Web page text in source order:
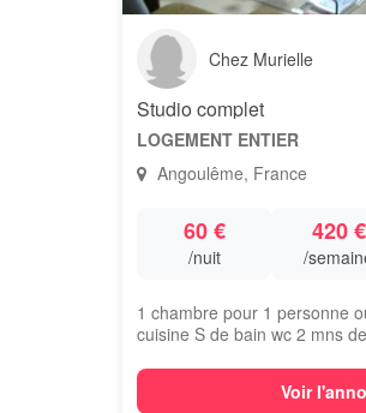
Chez Murielle
Studio complet
LOGEMENT ENTIER
Angoulême, France
60 €
/nuit
420 €
/
1 chambre pour 1 personne
cuisine S de bain wc 2 mns
Voir